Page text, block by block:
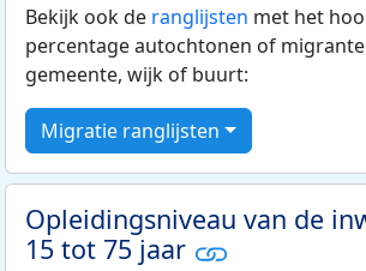
Bekijk ook de ranglijsten met het
percentage autochtonen of
gemeente, wijk of buurt:
Migratie ranglijsten
Opleidingsniveau van de
15 tot 75 jaar